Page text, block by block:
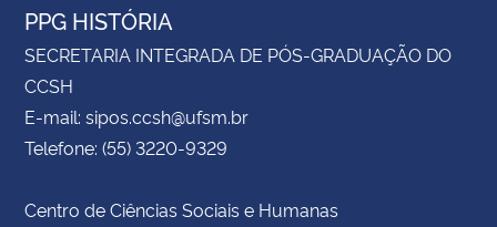
PPG HISTÓRIA
SECRETARIA INTEGRADA DE PÓS-GRADUAÇÃO DO
CCSH
E-mail: sipos.ccsh@ufsm.br
Telefone: (55) 3220-9329
Centro de Ciências Sociais e Humanas